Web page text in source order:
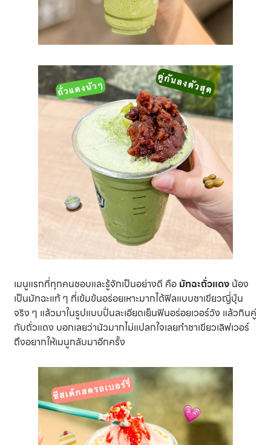
เมนูแรกที่ทุกคนชอบและรู้จักเป็นอย่างดี คือ มัทฉะถั่วแดง น้อง
เป็นมัทฉะแท้ ๆ ที่เข้มข้นอร่อยเหาะมากได้ฟิลแบบชาเขียวญี่ปุ่น
จริง ๆ แล้วมาในรูปแบบปั่นละเอียดเย็นฟินอร่อยเวอร์วัง แล้วกินคู่
กับถั่วแดง บอกเลยว่านัวมากไม่แปลกใจเลยทำชาเขียวเลิฟเวอร์
ถึงอยากให้เมนูกลับมาอีกครั้ง